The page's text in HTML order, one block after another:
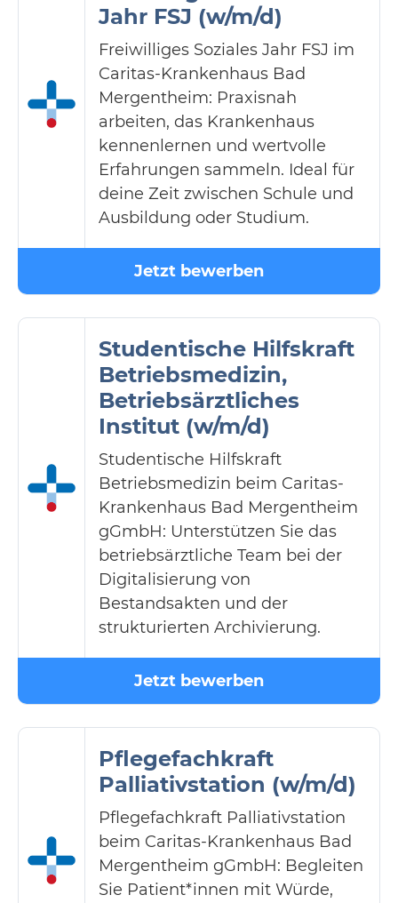
Jahr FSJ (w/m/d)
Freiwilliges Soziales Jahr FSJ im
Caritas-Krankenhaus Bad
Mergentheim: Praxisnah
arbeiten, das Krankenhaus
kennenlernen und wertvolle
Erfahrungen sammeln. Ideal für
deine Zeit zwischen Schule und
Ausbildung oder Studium.
Jetzt bewerben
Studentische Hilfskraft
Betriebsmedizin,
Betriebsärztliches
Institut (w/m/d)
Studentische Hilfskraft
Betriebsmedizin beim Caritas-
Krankenhaus Bad Mergentheim
gGmbH: Unterstützen Sie das
betriebsärztliche Team bei der
Digitalisierung von
Bestandsakten und der
strukturierten Archivierung.
Jetzt bewerben
Pflegefachkraft
Palliativstation (w/m/d)
Pflegefachkraft Palliativstation
beim Caritas-Krankenhaus Bad
Mergentheim gGmbH: Begleiten
Sie Patient*innen mit Würde,